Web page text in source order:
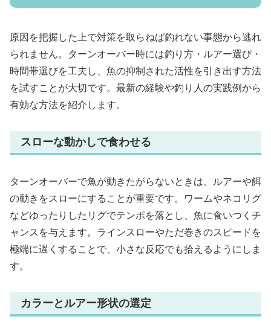
原因を把握した上で対策を取らねば釣れない事態から逃れ
られません。ターンオーバー時には釣り方・ルアー選び・
時間帯選びを工夫し、魚の抑制された活性を引き出す方法
を試すことが大切です。最新の経験や釣り人の実践例から
有効な方法を紹介します。
スローな動かしで食わせる
ターンオーバーで魚が動きたがらないときは、ルアーや餌
の動きをスローにすることが重要です。ワームやネコリグ
などゆったりしたリグでテンポを落とし、魚に食いつくチ
ャンスを与えます。ラインスローやただ巻きのスピードを
極端に遅くすることで、小さな反応でも拾えるようにしま
す。
カラーとルアー形状の選定